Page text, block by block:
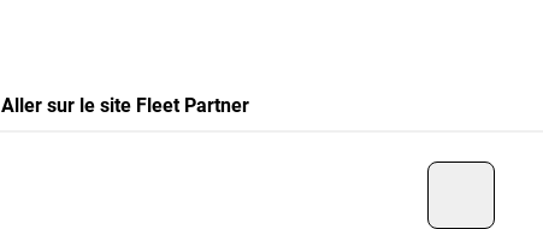
Aller sur le site Fleet Partner